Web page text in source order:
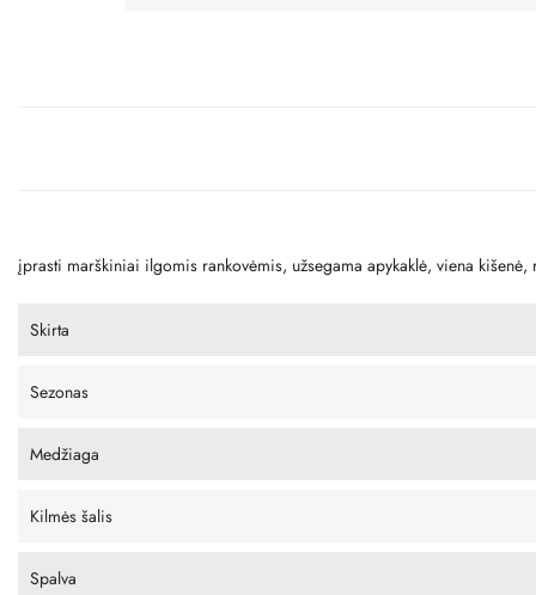
įprasti marškiniai ilgomis rankovėmis, užsegama apykaklė, viena
Skirta
Sezonas
Medžiaga
Kilmės šalis
Spalva